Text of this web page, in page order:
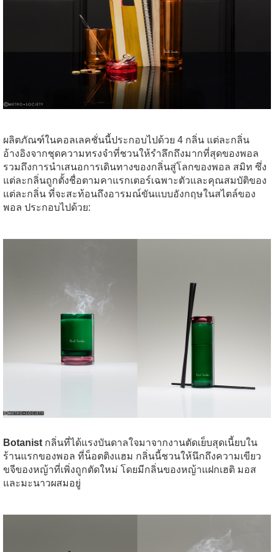
ผลิตภัณฑ์ในคอลเลคชั่นนี้ประกอบไปด้วย 4 กลิ่น แต่ละกลิ่น
อ้างอิงจากชุดความทรงจำที่ชวนให้รำลึกถึงมากที่สุดของพอล
รวมถึงการนำเสนอการเดินทางของกลิ่นสู่โลกของพอล สมิท ซึ่ง
แต่ละกลิ่นถูกตั้งชื่อตามคาแรกเตอร์เฉพาะตัวและคุณสมบัติของ
แต่ละกลิ่น ที่จะสะท้อนถึงอารมณ์ขันแบบอังกฤษในสไตล์ของ
พอล ประกอบไปด้วย:
Botanist กลิ่นที่ได้แรงบันดาลใจมาจากงานตัดเย็บสุดเนี้ยบใน
ร้านแรกของพอล ที่น็อตติงแฮม กลิ่นนี้ชวนให้นึกถึงความเขียว
ขจีของหญ้าที่เพิ่งถูกตัดใหม่ โดยมีกลิ่นของหญ้าแฝกเฮติ มอส
และมะนาวผสมอยู่